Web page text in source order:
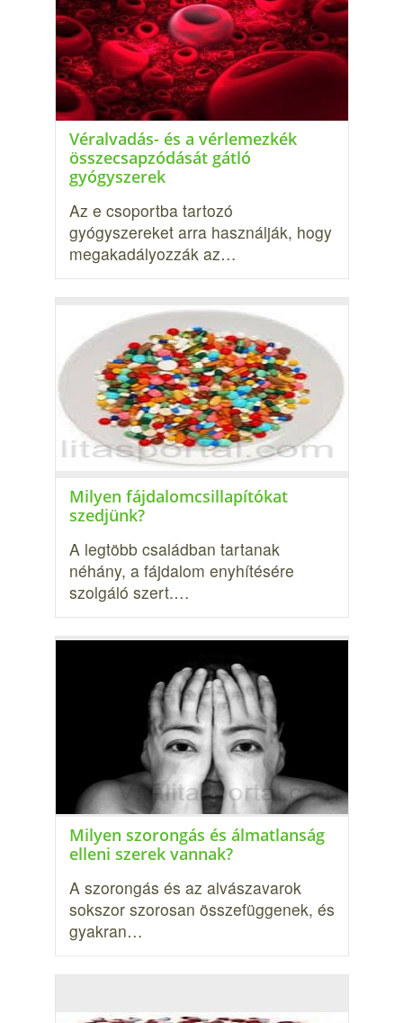
Véralvadás- és a vérlemezkék
összecsapzódását gátló
gyógyszerek
Az e csoportba tartozó
gyógyszereket arra használják, hogy
megakadályozzák az…
Milyen fájdalomcsillapítókat
szedjünk?
A legtöbb családban tartanak
néhány, a fájdalom enyhítésére
szolgáló szert.…
Milyen szorongás és álmatlanság
elleni szerek vannak?
A szorongás és az alvászavarok
sokszor szorosan összefüggenek, és
gyakran…